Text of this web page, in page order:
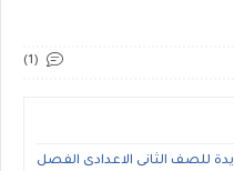
(1)
للصف الثانى الاعدادى الفصل